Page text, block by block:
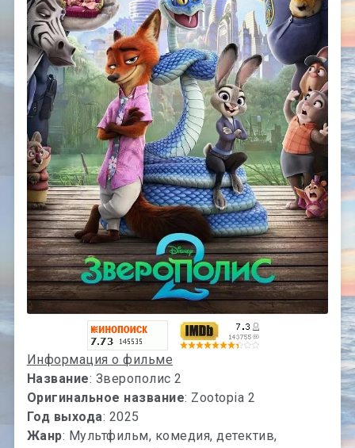
Информация о фильме
Название: Зверополис 2
Оригинальное название: Zootopia 2
Год выхода: 2025
Жанр: Мультфильм, комедия, детектив,